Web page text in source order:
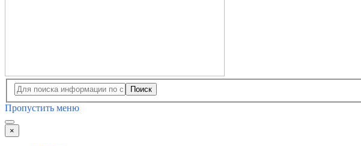
Поиск
Пропустить меню
×